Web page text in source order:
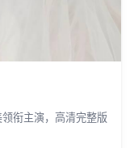
衔主演，高清完整版